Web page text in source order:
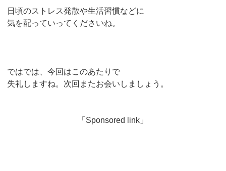
日頃のストレス発散や生活習慣などに
気を配っていってくださいね。
ではでは、今回はこのあたりで
失礼しますね。次回またお会いしましょう。
「Sponsored link」